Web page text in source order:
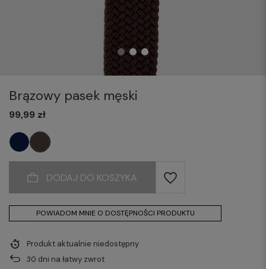
Brązowy pasek męski
99,99 zł
DODAJ DO KOSZYKA
POWIADOM MNIE O DOSTĘPNOŚCI PRODUKTU
Produkt aktualnie niedostępny
30 dni na łatwy zwrot